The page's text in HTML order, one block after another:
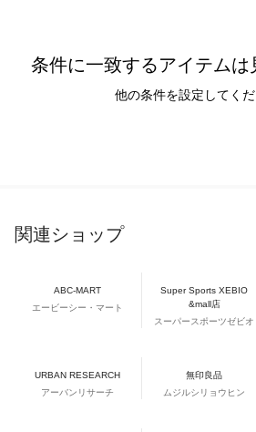
条件に一致するアイテムは
他の条件を設定してくだ
関連ショップ
ABC-MART
エービーシー・マート
Super Sports XEBIO
&mall店
スーパースポーツゼビオ
URBAN RESEARCH
アーバンリサーチ
無印良品
ムジルシリョウヒン